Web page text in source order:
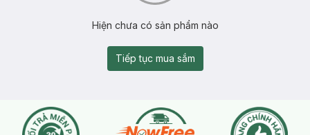
Hiện chưa có sản phẩm nào
Tiếp tục mua sắm